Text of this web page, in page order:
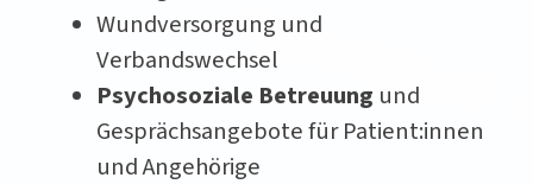
Wundversorgung und
Verbandswechsel
Psychosoziale Betreuung und
Gesprächsangebote für Patient:innen
und Angehörige